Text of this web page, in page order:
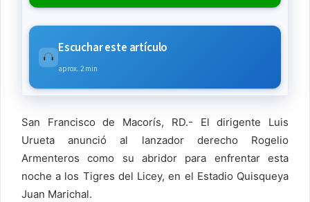
Escuchar este artículo
aprox. 2 min
San Francisco de Macorís, RD.- El dirigente Luis
Urueta anunció al lanzador derecho Rogelio
Armenteros como su abridor para enfrentar esta
noche a los Tigres del Licey, en el Estadio Quisqueya
Juan Marichal.